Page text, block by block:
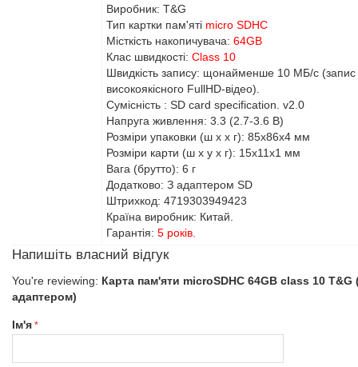
Виробник: T&G
Тип картки пам'яті micro SDHC
Місткість накопичувача: 64GB
Клас швидкості: Class 10
Швидкість запису: щонайменше 10 МБ/с (запис
високоякісного FullHD-відео).
Сумісність : SD card specification. v2.0
Напруга живлення: 3.3 (2.7-3.6 В)
Розміри упаковки (ш x x г): 85x86x4 мм
Розміри карти (ш x у x г): 15x11x1 мм
Вага (брутто): 6 г
Додатково: З адаптером SD
Штрихкод: 4719303949423
Країна виробник: Китай.
Гарантія: 5 років.
Напишіть власний відгук
You're reviewing: Карта пам'яти microSDHC 64GB class 10 T&G
адаптером)
Ім'я